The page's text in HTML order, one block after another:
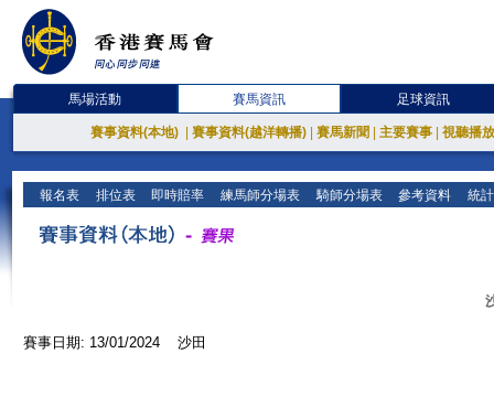
馬場活動 賽馬資訊 足球資訊
賽事資料(本地) 賽事資料(越洋轉播) 賽馬新聞 主要賽事 視聽播
報名表 排位表 即時賠率 練馬師分場表 騎師分場表 參考資料 統
賽事日期: 13/01/2024 沙田